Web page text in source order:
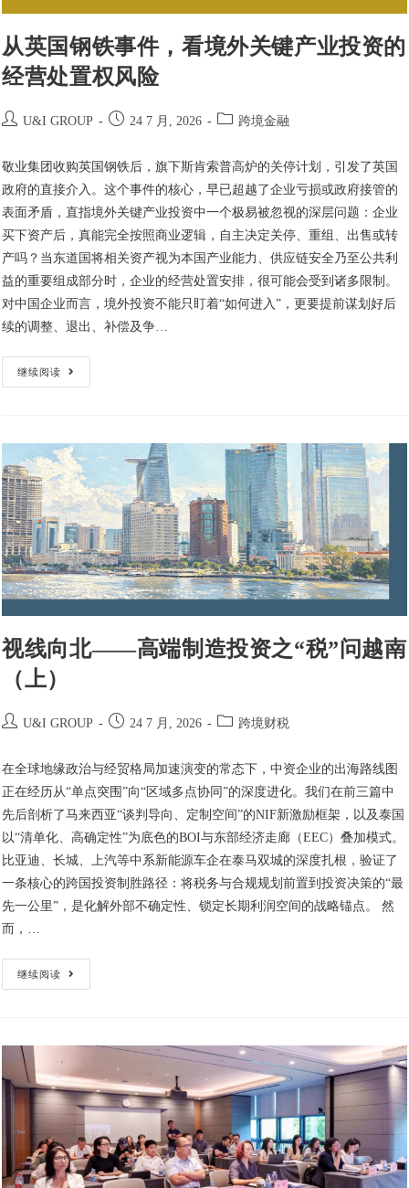
从英国钢铁事件，看境外关键产业投资的
经营处置权风险
U&I GROUP 24 7 月, 2026 跨境金融
敬业集团收购英国钢铁后，旗下斯肯索普高炉的关停计划，引发了英国
政府的直接介入。这个事件的核心，早已超越了企业亏损或政府接管的
表面矛盾，直指境外关键产业投资中一个极易被忽视的深层问题：企业
买下资产后，真能完全按照商业逻辑，自主决定关停、重组、出售或转
产吗？当东道国将相关资产视为本国产业能力、供应链安全乃至公共利
益的重要组成部分时，企业的经营处置安排，很可能会受到诸多限制。
对中国企业而言，境外投资不能只盯着“如何进入”，更要提前谋划好后
续的调整、退出、补偿及争…
继续阅读
视线向北——高端制造投资之“税”问越南
（上）
U&I GROUP 24 7 月, 2026 跨境财税
在全球地缘政治与经贸格局加速演变的常态下，中资企业的出海路线图
正在经历从“单点突围”向“区域多点协同”的深度进化。我们在前三篇中
先后剖析了马来西亚“谈判导向、定制空间”的NIF新激励框架，以及泰国
以“清单化、高确定性”为底色的BOI与东部经济走廊（EEC）叠加模式。
比亚迪、长城、上汽等中系新能源车企在泰马双城的深度扎根，验证了
一条核心的跨国投资制胜路径：将税务与合规规划前置到投资决策的“最
先一公里”，是化解外部不确定性、锁定长期利润空间的战略锚点。 然
而，…
继续阅读